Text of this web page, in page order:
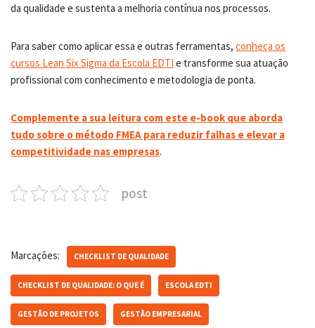
da qualidade e sustenta a melhoria contínua nos processos.
Para saber como aplicar essa e outras ferramentas, conheça os
cursos Lean Six Sigma da Escola EDTI e transforme sua atuação
profissional com conhecimento e metodologia de ponta.
Complemente a sua leitura com este e-book que aborda
tudo sobre o método FMEA para reduzir falhas e elevar a
competitividade nas empresas.
post
Marcações: CHECKLIST DE QUALIDADE
CHECKLIST DE QUALIDADE: O QUE É ESCOLA EDTI
GESTÃO DE PROJETOS GESTÃO EMPRESARIAL